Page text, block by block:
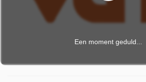
Een moment geduld...